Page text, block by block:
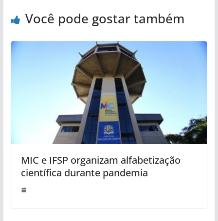
Você pode gostar também
MIC e IFSP organizam alfabetização
científica durante pandemia